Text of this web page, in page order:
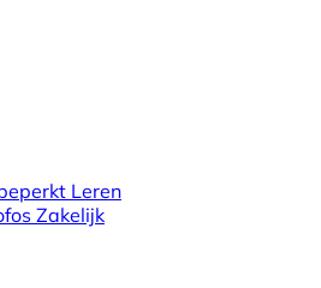
Leren
Zakelijk